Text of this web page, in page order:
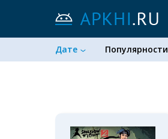
Дате Популярности